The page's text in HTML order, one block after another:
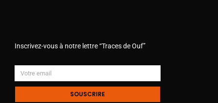
Inscrivez-vous à notre lettre “Traces de Ouf”
SOUSCRIRE